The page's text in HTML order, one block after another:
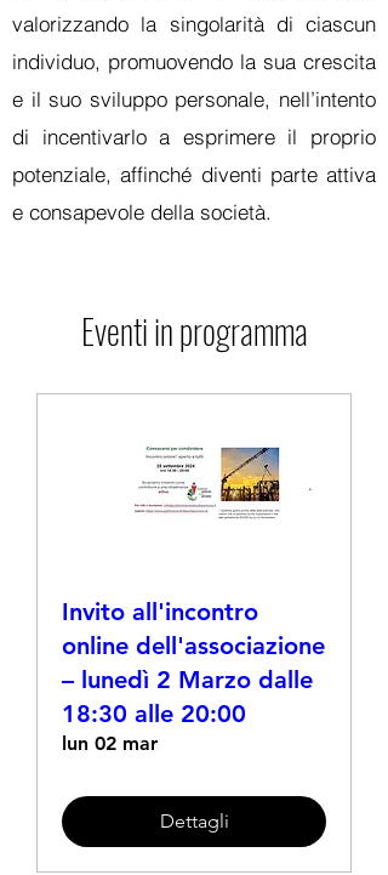
valorizzando la singolarità di ciascun
individuo, promuovendo la sua crescita
e il suo sviluppo personale, nell’intento
di incentivarlo a esprimere il proprio
potenziale, affinché diventi parte attiva
e consapevole della società.
Eventi in programma
Invito all'incontro
online dell'associazione
– lunedì 2 Marzo dalle
18:30 alle 20:00
lun 02 mar
Dettagli